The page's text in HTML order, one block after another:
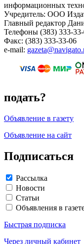
информационных
Учредитель: ООО
Главный редактор
Телефоны (383) 333-
Факс: (383) 333-33-06
e-mail:
подать?
Объявление в газету
Объявление на сайт
Подписаться
Рассылка
Новости
Статьи
Объявления в
Быстрая подписка
Через личный кабинет